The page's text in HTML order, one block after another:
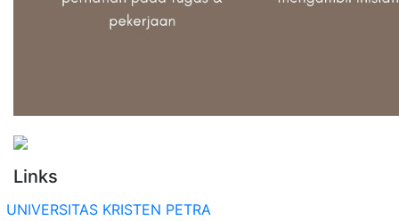
Links
UNIVERSITAS KRISTEN PETRA